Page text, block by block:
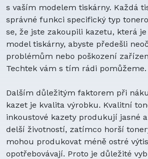
s vaším modelem tiskárny. Každá
správné funkci specifický typ
se, že jste zakoupili kazetu, která
model tiskárny, abyste předešli
problémům nebo poškození
Techtek vám s tím rádi pomůžeme.
Dalším důležitým faktorem při
kazet je kvalita výrobku. Kvalitní
inkoustové kazety produkují jasné
delší životností, zatímco horší
mohou produkovat méně ostré
opotřebovávají. Proto je důležité